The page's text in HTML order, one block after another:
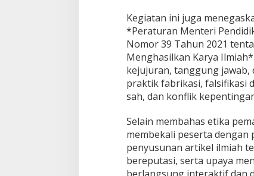
Kegiatan ini juga
*Peraturan Menteri
Nomor 39 Tahun 2021
Menghasilkan Karya
kejujuran, tanggung
praktik fabrikasi, falsifikasi
sah, dan konflik
Selain membahas etika
membekali peserta
penyusunan artikel ilmiah
bereputasi, serta upaya